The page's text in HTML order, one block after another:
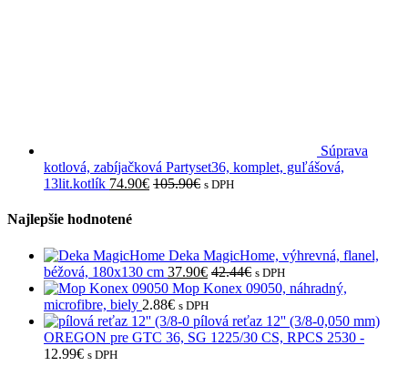
Súprava
kotlová, zabíjačková Partyset36, komplet, guľášová,
13lit.kotlík 74.90€ 105.90€ s DPH
Najlepšie hodnotené
Deka MagicHome, výhrevná, flanel,
béžová, 180x130 cm 37.90€ 42.44€ s DPH
Mop Konex 09050, náhradný,
microfibre, biely 2.88€ s DPH
pílová reťaz 12'' (3/8-0,050 mm)
OREGON pre GTC 36, SG 1225/30 CS, RPCS 2530 -
12.99€ s DPH